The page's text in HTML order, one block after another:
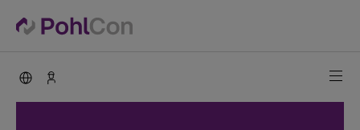
PohlCon international